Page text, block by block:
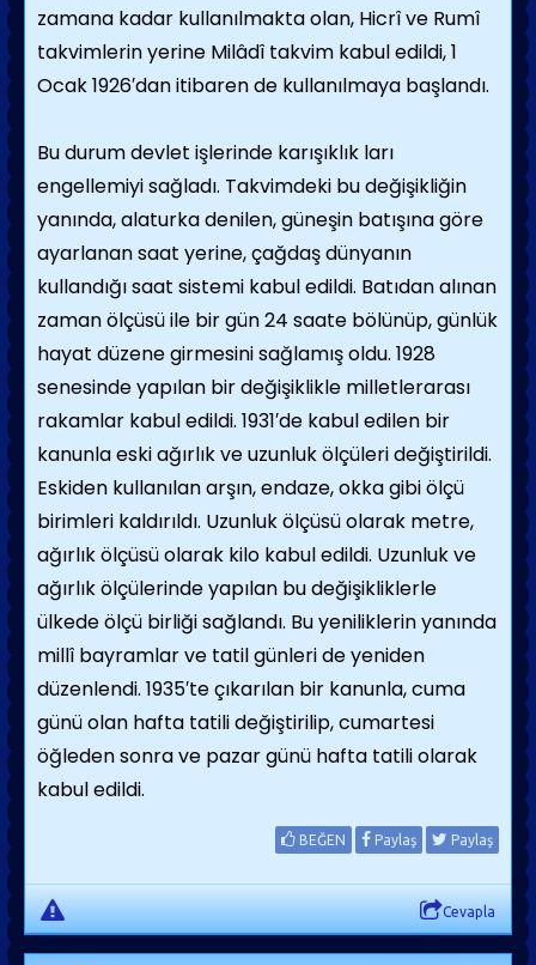
zamana kadar kullanılmakta olan, Hicrî ve Rumî
takvimlerin yerine Milâdî takvim kabul edildi, 1
Ocak 1926′dan itibaren de kullanılmaya başlandı.
Bu durum devlet işlerinde karışıklık ları
engellemiyi sağladı. Takvimdeki bu değişikliğin
yanında, alaturka denilen, güneşin batışına göre
ayarlanan saat yerine, çağdaş dünyanın
kullandığı saat sistemi kabul edildi. Batıdan alınan
zaman ölçüsü ile bir gün 24 saate bölünüp, günlük
hayat düzene girmesini sağlamış oldu. 1928
senesinde yapılan bir değişiklikle milletlerarası
rakamlar kabul edildi. 1931′de kabul edilen bir
kanunla eski ağırlık ve uzunluk ölçüleri değiştirildi.
Eskiden kullanılan arşın, endaze, okka gibi ölçü
birimleri kaldırıldı. Uzunluk ölçüsü olarak metre,
ağırlık ölçüsü olarak kilo kabul edildi. Uzunluk ve
ağırlık ölçülerinde yapılan bu değişikliklerle
ülkede ölçü birliği sağlandı. Bu yeniliklerin yanında
millî bayramlar ve tatil günleri de yeniden
düzenlendi. 1935′te çıkarılan bir kanunla, cuma
günü olan hafta tatili değiştirilip, cumartesi
öğleden sonra ve pazar günü hafta tatili olarak
kabul edildi.
BEĞEN Paylaş Paylaş
Cevapla